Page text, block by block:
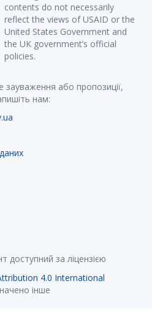
contents do not necessarily
reflect the views of USAID or the
United States Government and
the UK government’s official
policies.
або пропозиції,
нам:
доступний за ліцензією
4.0 International
інше